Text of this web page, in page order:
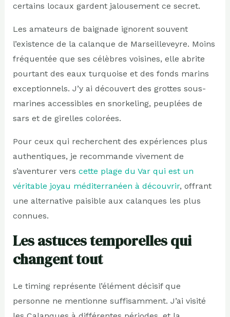
certains locaux gardent jalousement ce secret.
Les amateurs de baignade ignorent souvent
l’existence de la calanque de Marseilleveyre. Moins
fréquentée que ses célèbres voisines, elle abrite
pourtant des eaux turquoise et des fonds marins
exceptionnels. J’y ai découvert des grottes sous-
marines accessibles en snorkeling, peuplées de
sars et de girelles colorées.
Pour ceux qui recherchent des expériences plus
authentiques, je recommande vivement de
s’aventurer vers cette plage du Var qui est un
véritable joyau méditerranéen à découvrir, offrant
une alternative paisible aux calanques les plus
connues.
Les astuces temporelles qui
changent tout
Le timing représente l’élément décisif que
personne ne mentionne suffisamment. J’ai visité